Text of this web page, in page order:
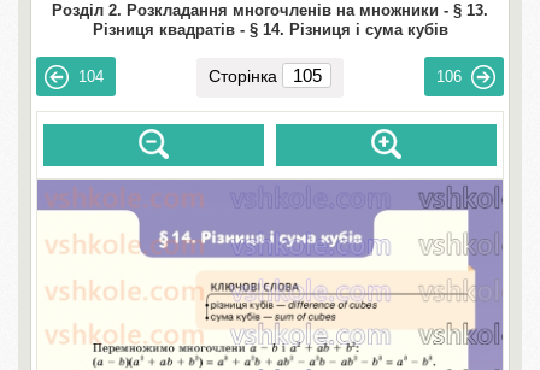
Розділ 2. Розкладання многочленів на множники - § 13.
Різниця квадратів - § 14. Різниця і сума кубів
104 Сторінка 106